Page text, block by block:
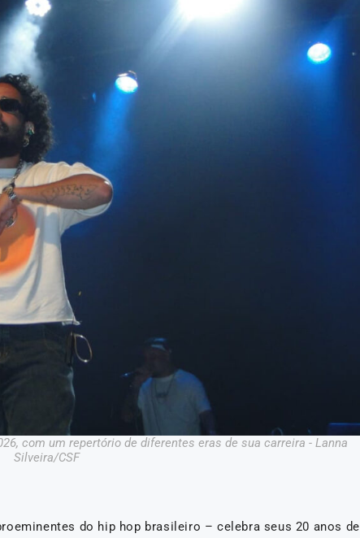
com um repertório de diferentes eras de sua carreira - Lanna
Silveira/CSF
do hip hop brasileiro – celebra seus 20 anos de